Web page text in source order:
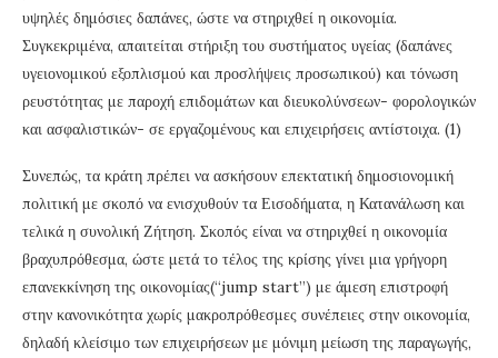
υψηλές δημόσιες δαπάνες, ώστε να στηριχθεί η οικονομία.
Συγκεκριμένα, απαιτείται στήριξη του συστήματος υγείας (δαπάνες
υγειονομικού εξοπλισμού και προσλήψεις προσωπικού) και τόνωση
ρευστότητας με παροχή επιδομάτων και διευκολύνσεων- φορολογικών
και ασφαλιστικών- σε εργαζομένους και επιχειρήσεις αντίστοιχα. (1)
Συνεπώς, τα κράτη πρέπει να ασκήσουν επεκτατική δημοσιονομική
πολιτική με σκοπό να ενισχυθούν τα Εισοδήματα, η Κατανάλωση και
τελικά η συνολική Ζήτηση. Σκοπός είναι να στηριχθεί η οικονομία
βραχυπρόθεσμα, ώστε μετά το τέλος της κρίσης γίνει μια γρήγορη
επανεκκίνηση της οικονομίας(“jump start”) με άμεση επιστροφή
στην κανονικότητα χωρίς μακροπρόθεσμες συνέπειες στην οικονομία,
δηλαδή κλείσιμο των επιχειρήσεων με μόνιμη μείωση της παραγωγής,